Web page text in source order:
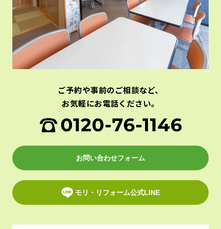
ご予約や事前のご相談など、
お気軽にお電話ください。
お問い合わせフォーム
モリ・リフォーム公式LINE